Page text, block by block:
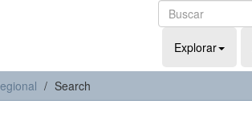
Explorar
Search